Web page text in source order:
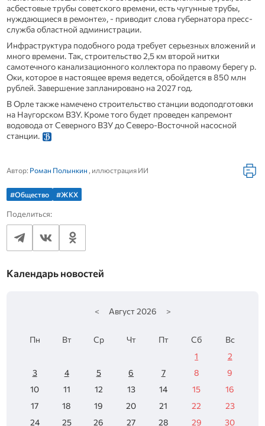
асбестовые трубы советского времени, есть чугунные трубы,
нуждающиеся в ремонте», - приводит слова губернатора пресс-
служба областной администрации.
Инфраструктура подобного рода требует серьезных вложений и
много времени. Так, строительство 2,5 км второй нитки
самотечного канализационного коллектора по правому берегу р.
Оки, которое в настоящее время ведется, обойдется в 850 млн
рублей. Завершение запланировано на 2027 год.
В Орле также намечено строительство станции водоподготовки
на Наугорском ВЗУ. Кроме того будет проведен капремонт
водовода от Северного ВЗУ до Северо-Восточной насосной
станции.
Автор: Роман Полынкин , иллюстрация ИИ
#Общество #ЖКХ
Поделиться:
Календарь новостей
< Август 2026 >
Пн Вт Ср Чт Пт Сб
Вс
1
2
3
4 5 6 7 8
9
10
11 12 13 14 15
16
17
18 19 20 21 22
23
24
25 26 27 28 29 30